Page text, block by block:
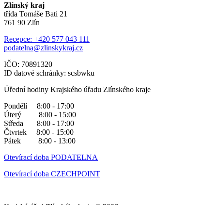
Zlínský kraj
třída Tomáše Bati 21
761 90 Zlín
Recepce: +420 577 043 111
podatelna@zlinskykraj.cz
IČO: 70891320
ID datové schránky: scsbwku
Úřední hodiny Krajského úřadu Zlínského kraje
Pondělí 8:00 - 17:00
Úterý 8:00 - 15:00
Středa 8:00 - 17:00
Čtvrtek 8:00 - 15:00
Pátek 8:00 - 13:00
Otevírací doba PODATELNA
Otevírací doba CZECHPOINT